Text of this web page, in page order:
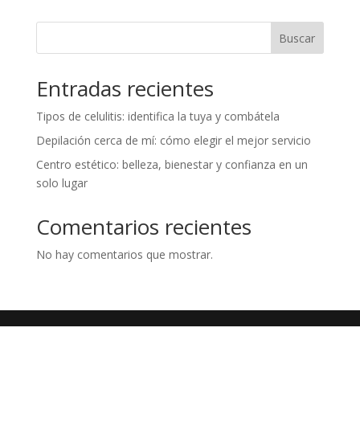
Buscar
Entradas recientes
Tipos de celulitis: identifica la tuya y combátela
Depilación cerca de mí: cómo elegir el mejor servicio
Centro estético: belleza, bienestar y confianza en un
solo lugar
Comentarios recientes
No hay comentarios que mostrar.